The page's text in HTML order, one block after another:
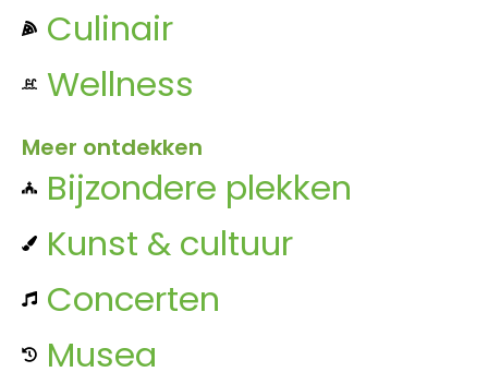
Culinair
Wellness
Meer ontdekken
Bijzondere plekken
Kunst & cultuur
Concerten
Musea